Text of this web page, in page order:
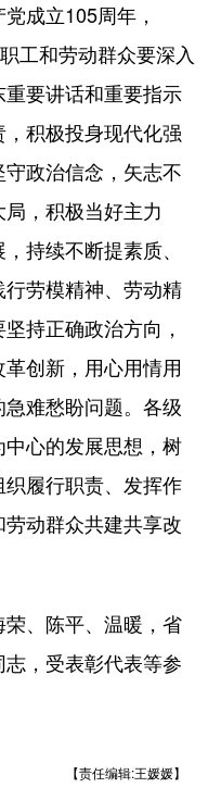
成立105周年，
工和劳动群众要深入
要讲话和重要指示
积极投身现代化强
政治信念，矢志不
，积极当好主力
持续不断提素质、
劳模精神、劳动精
持正确政治方向，
创新，用心用情用
难愁盼问题。各级
心的发展思想，树
履行职责、发挥作
动群众共建共享改
、陈平、温暖，省
，受表彰代表等参
【责任编辑:王媛媛】